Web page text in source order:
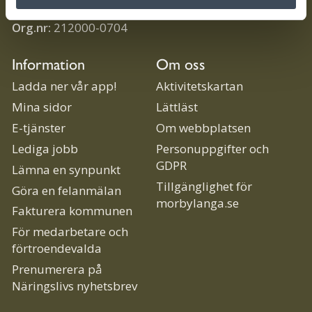
kommun@morbylanga.se
Org.nr: 212000-0704
Information
Ladda ner vår app!
Mina sidor
E-tjänster
Lediga jobb
Lämna en synpunkt
Göra en felanmälan
Fakturera kommunen
För medarbetare och
förtroendevalda
Prenumerera på
Näringslivs nyhetsbrev
Om oss
Aktivitetskartan
Lättläst
Om webbplatsen
Personuppgifter och
GDPR
Tillgänglighet för
morbylanga.se